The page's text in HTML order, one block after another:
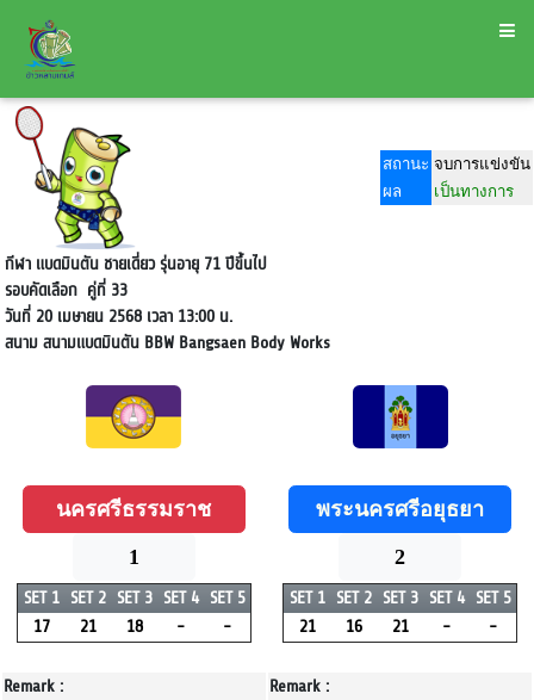
สถานะ จบการแข่งขัน
ผล
เป็นทางการ
กีฬา แบดมินตัน ชายเดี่ยว รุ่นอายุ 71 ปีขึ้นไป
รอบคัดเลือกคู่ที่ 33
วันที่ 20 เมษายน 2568 เวลา 13:00 น.
สนามสนามแบดมินตัน BBW Bangsaen Body Works
นครศรีธรรมราช
1
SET 1 SET 2 SET 3 SET 4 SET 5
17
21 18 - -
Remark :
พระนครศรีอยุธยา
2
SET 1 SET 2 SET 3 SET 4 SET 5
21
16 21 - -
Remark :